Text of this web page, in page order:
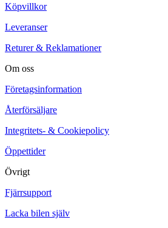
Köpvillkor
Leveranser
Returer & Reklamationer
Om oss
Företagsinformation
Återförsäljare
Integritets- & Cookiepolicy
Öppettider
Övrigt
Fjärrsupport
Lacka bilen själv